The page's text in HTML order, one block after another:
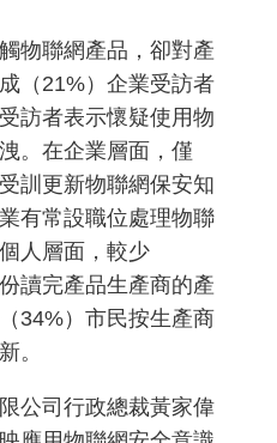
物聯網產品，卻對產
（21%）企業受訪者
訪者表示懷疑使用物
。在企業層面，僅
訓更新物聯網保安知
有常設職位處理物聯
人層面，較少
讀完產品生產商的產
34%）市民按生產商
。
公司行政總裁黃家偉